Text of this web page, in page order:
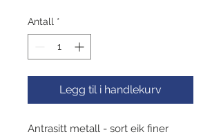
Antall *
Legg til i handlekurv
Antrasitt metall - sort eik finer